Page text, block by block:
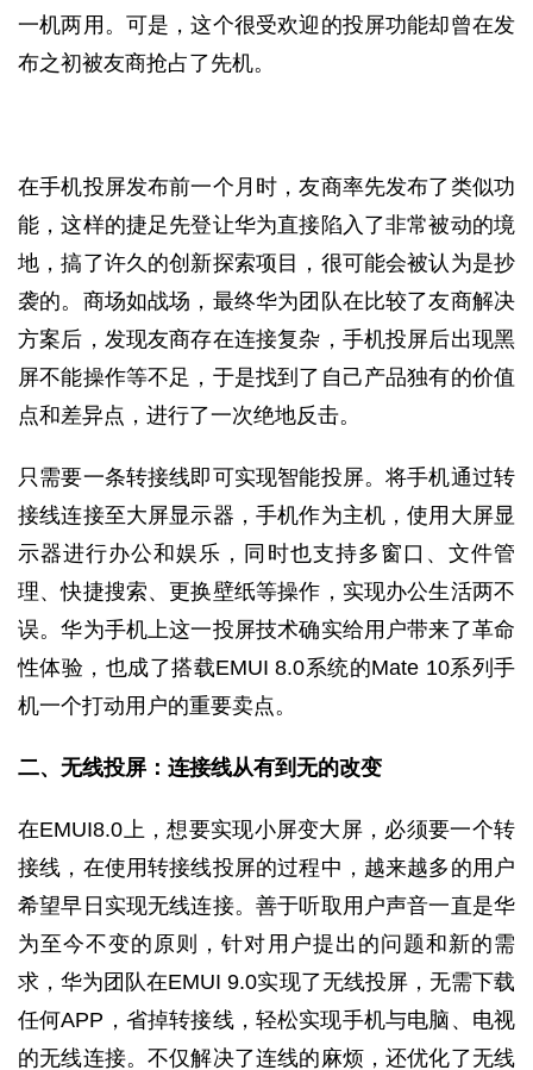
一机两用。可是，这个很受欢迎的投屏功能却曾在发
布之初被友商抢占了先机。
在手机投屏发布前一个月时，友商率先发布了类似功
能，这样的捷足先登让华为直接陷入了非常被动的境
地，搞了许久的创新探索项目，很可能会被认为是抄
袭的。商场如战场，最终华为团队在比较了友商解决
方案后，发现友商存在连接复杂，手机投屏后出现黑
屏不能操作等不足，于是找到了自己产品独有的价值
点和差异点，进行了一次绝地反击。
只需要一条转接线即可实现智能投屏。将手机通过转
接线连接至大屏显示器，手机作为主机，使用大屏显
示器进行办公和娱乐，同时也支持多窗口、文件管
理、快捷搜索、更换壁纸等操作，实现办公生活两不
误。华为手机上这一投屏技术确实给用户带来了革命
性体验，也成了搭载EMUI 8.0系统的Mate 10系列手
机一个打动用户的重要卖点。
二、无线投屏：连接线从有到无的改变
在EMUI8.0上，想要实现小屏变大屏，必须要一个转
接线，在使用转接线投屏的过程中，越来越多的用户
希望早日实现无线连接。善于听取用户声音一直是华
为至今不变的原则，针对用户提出的问题和新的需
求，华为团队在EMUI 9.0实现了无线投屏，无需下载
任何APP，省掉转接线，轻松实现手机与电脑、电视
的无线连接。不仅解决了连线的麻烦，还优化了无线